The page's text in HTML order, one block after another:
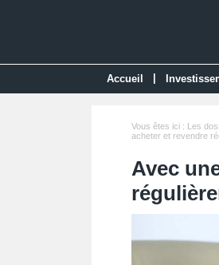
Accueil
Vous êtes ici : Les
acheter et revendre
Avec